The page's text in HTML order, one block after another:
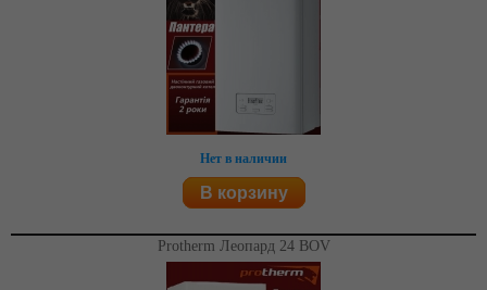
Нет в наличии
В корзину
Protherm Леопард 24 BOV